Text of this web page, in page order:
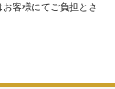
客様にてご負担とさ